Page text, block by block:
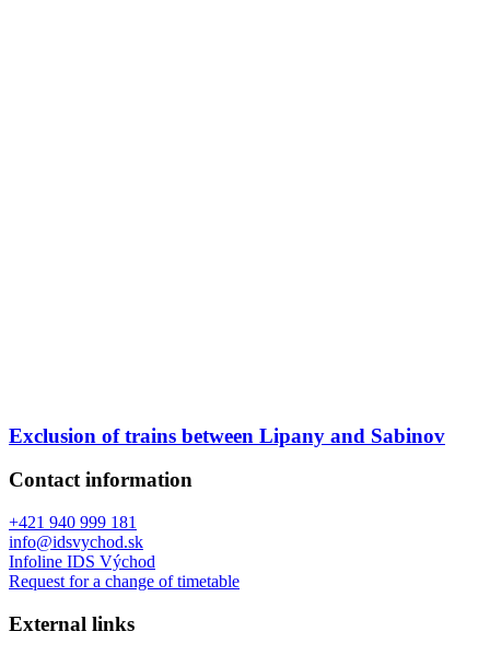
Exclusion of trains between Lipany and Sabinov
Contact information
+421 940 999 181
info@idsvychod.sk
Infoline IDS Východ
Request for a change of timetable
External links